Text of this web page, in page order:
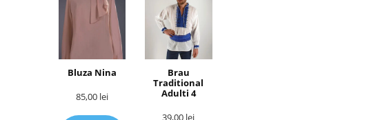
Bluza Nina
85,00 lei
Brau
Traditional
Adulti 4
39,00 lei